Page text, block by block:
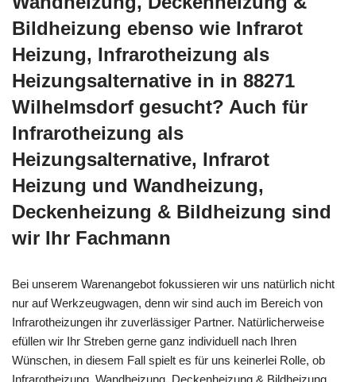
Bildheizung ebenso wie Infrarot
Heizung, Infrarotheizung als
Heizungsalternative in in 88271
Wilhelmsdorf gesucht? Auch für
Infrarotheizung als
Heizungsalternative, Infrarot
Heizung und Wandheizung,
Deckenheizung & Bildheizung sind
wir Ihr Fachmann
Bei unserem Warenangebot fokussieren wir uns natürlich nicht
nur auf Werkzeugwagen, denn wir sind auch im Bereich von
Infrarotheizungen ihr zuverlässiger Partner. Natürlicherweise
efüllen wir Ihr Streben gerne ganz individuell nach Ihren
Wünschen, in diesem Fall spielt es für uns keinerlei Rolle, ob
Infrarotheizung, Wandheizung, Deckenheizung & Bildheizung